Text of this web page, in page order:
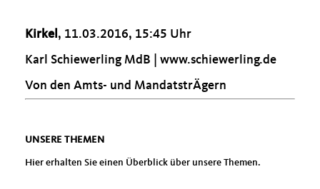
Kirkel , 11.03.2016, 15:45 Uhr
Karl Schiewerling MdB | www.schiewerling.de
Von den Amts- und MandatstrÄgern
UNSERE THEMEN
Hier erhalten Sie einen Überblick über unsere Themen.